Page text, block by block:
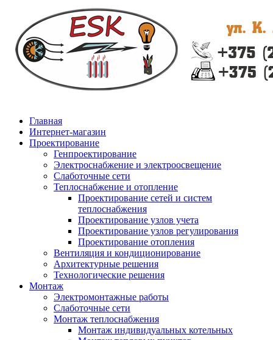
Главная
Интернет-магазин
Проектирование
Генпроектирование
Электроснабжение и электроосвещение
Слаботочные сети
Теплоснабжение и отопление
Проектирование сетей и систем
теплоснабжения
Проектирование узлов учета
Проектирование узлов регулирования
Проектирование отопления
Вентиляция и кондиционирование
Архитектурные решения
Технологические решения
Монтаж
Электромонтажные работы
Слаботочные сети
Монтаж теплоснабжения
Монтаж индивидуальных котельных